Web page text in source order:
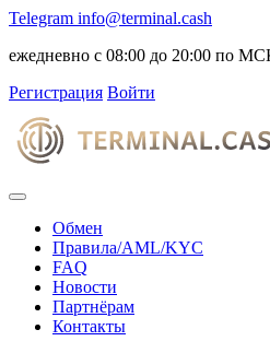
Telegram info@terminal.cash
ежедневно с 08:00 до 20:00 по
Регистрация Войти
Обмен
Правила/AML/KYC
FAQ
Новости
Партнёрам
Контакты